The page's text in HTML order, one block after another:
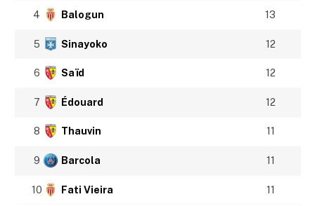
4 Balogun 13
5 Sinayoko 12
6 Saïd 12
7 Édouard 12
8 Thauvin 11
9 Barcola 11
10 Fati Vieira 11